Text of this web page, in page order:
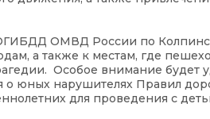
ОМВД России по
а также к местам, где
Особое внимание будет
юных нарушителях Правил
для проведения с